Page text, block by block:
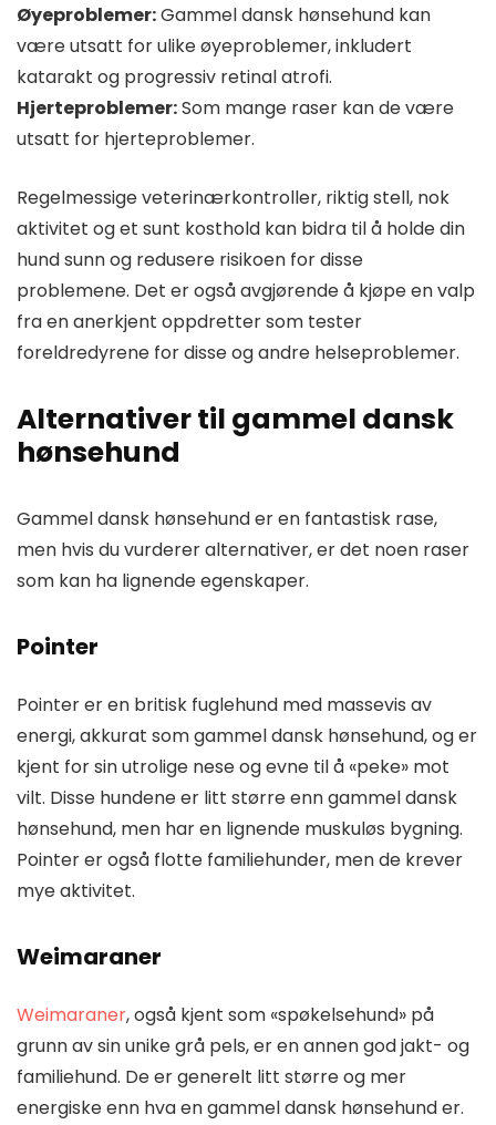
Øyeproblemer:Gammel dansk hønsehund kan
være utsatt for ulike øyeproblemer, inkludert
katarakt og progressiv retinal atrofi.
Hjerteproblemer:Som mange raser kan de være
utsatt for hjerteproblemer.
Regelmessige veterinærkontroller, riktig stell, nok
aktivitet og et sunt kosthold kan bidra til å holde din
hund sunn og redusere risikoen for disse
problemene. Det er også avgjørende å kjøpe en valp
fra en anerkjent oppdretter som tester
foreldredyrene for disse og andre helseproblemer.
Alternativer til gammel dansk
hønsehund
Gammel dansk hønsehund er en fantastisk rase,
men hvis du vurderer alternativer, er det noen raser
som kan ha lignende egenskaper.
Pointer
Pointer er en britisk fuglehund med massevis av
energi, akkurat som gammel dansk hønsehund, og er
kjent for sin utrolige nese og evne til å «peke» mot
vilt. Disse hundene er litt større enn gammel dansk
hønsehund, men har en lignende muskuløs bygning.
Pointer er også flotte familiehunder, men de krever
mye aktivitet.
Weimaraner
Weimaraner, også kjent som «spøkelsehund» på
grunn av sin unike grå pels, er en annen god jakt- og
familiehund. De er generelt litt større og mer
energiske enn hva en gammel dansk hønsehund er.